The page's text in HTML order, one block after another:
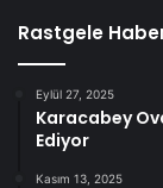
Rastgele
Eylül 27, 2025
Karacabey
Ediyor
Kasım 13, 2025